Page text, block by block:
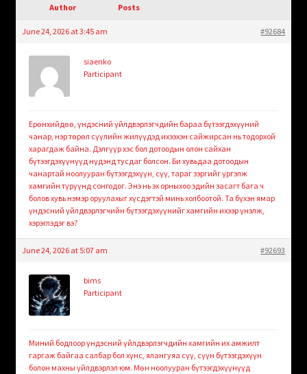
Login/Create Account
Author Posts
June 24, 2026 at 3:45 am #92684
siaenko
Participant
Ерөнхийдөө, үндэсний үйлдвэрлэгчдийн бараа бүтээгдэхүүний
чанар, нэр төрөл сүүлийн жилүүдэд ихээхэн сайжирсан нь тодорхой
харагдаж байна. Дэлгүүр хэс бол дотоодын олон сайхан
бүтээгдэхүүнүүд нүдэнд тусдаг болсон. Би хувьдаа дотоодын
чанартай ноолууран бүтээгдэхүүн, сүү, тараг зэргийг үргэлж
хамгийн түрүүнд сонгодог. Энэ нь эх орныхоо эдийн засагт бага ч
болов хувь нэмэр оруулахыг хүсдэгтэй минь холбоотой. Та бүхэн ямар
үндэсний үйлдвэрлэгчийн бүтээгдэхүүнийг хамгийн ихээр үнэлж,
хэрэглэдэг вэ?
June 24, 2026 at 5:07 am #92693
bims
Participant
Миний бодлоор үндэсний үйлдвэрлэгчдийн хамгийн их амжилт
гаргаж байгаа салбар бол хүнс, ялангуяа сүү, сүүн бүтээгдэхүүн
болон махны үйлдвэрлэл юм. Мөн ноолууран бүтээгдэхүүнүүд